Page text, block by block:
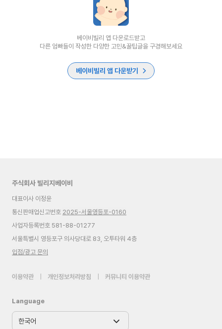
베이비빌리 앱 다운로드받고
다른 엄빠들이 작성한 다양한 고민&꿀팁글을 구경해보세요
베이비빌리 앱 다운받기
주식회사 빌리지베이비
대표이사 이정윤
통신판매업신고번호 2025-서울영등포-0160
사업자등록번호 581-88-01277
서울특별시 영등포구 의사당대로 83, 오투타워 4층
입점/광고 문의
이용약관 개인정보처리방침 커뮤니티 이용약관
Language